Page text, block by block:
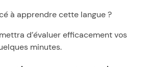
à apprendre cette langue ?
d’évaluer efficacement vos
minutes.